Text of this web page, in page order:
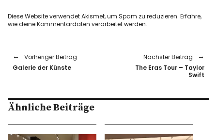
Diese Website verwendet Akismet, um Spam zu reduzieren.Erfahre,
wie deine Kommentardaten verarbeitet werden.
Vorheriger Beitrag
Galerie der Künste
Nächster Beitrag
The Eras Tour – Taylor
Swift
Ähnliche Beiträge